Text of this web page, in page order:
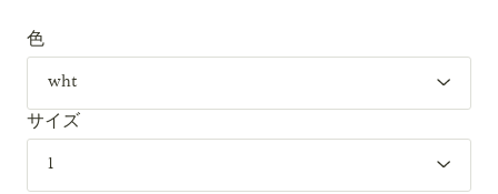
色
サイズ